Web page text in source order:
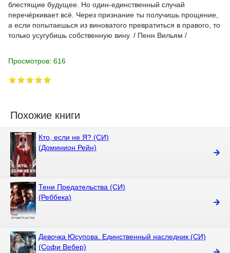
блестящие будущее. Но один-единственный случай
перечёркивает всё. Через признание ты получишь прощение,
а если попытаешься из виноватого превратиться в правого, то
только усугубишь собственную вину. / Пенн Вильям /
Просмотров: 616
Похожие книги
Кто, если не Я? (СИ)
(Доминион Рейн)
Тени Предательства (СИ)
(Реббека)
Девочка Юсупова. Единственный наследник (СИ)
(Софи Вебер)